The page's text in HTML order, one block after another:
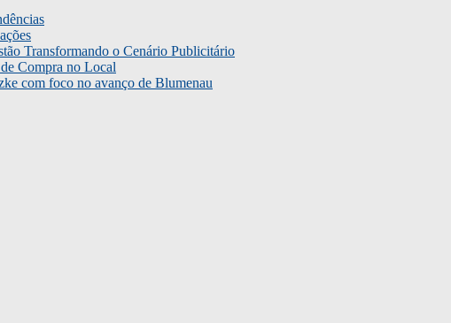
Transformando o Cenário Publicitário
Compra no Local
com foco no avanço de Blumenau